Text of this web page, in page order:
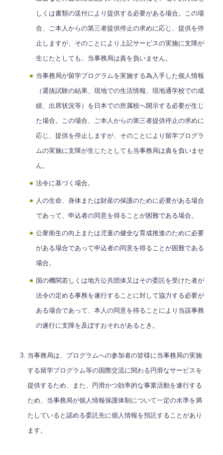
しくは書類の送付により提供する必要がある場合。この場
合、ご本人からの第三者提供停止の求めに応じ、提供を停
止しますが、そのことにより上記サービスの実施に支障が
生じたとしても、当事務局は責を負いません。
当事務局が留学プログラムを実施する為入手した個人情報
（選抜試験の結果、現地での生活情報、現地通学校での成
績、出席状況等）を日本での所属校へ開示する必要が生じ
た場合。この場合、ご本人からの第三者提供停止の求めに
応じ、提供を停止しますが、そのことにより留学プログラ
ムの実施に支障が生じたとしても当事務局は責を負いませ
ん。
法令に基づく場合。
人の生命、身体または財産の保護のために必要がある場合
であって、申込者の同意を得ることが困難である場合。
公衆衛生の向上または児童の健全な育成推進のために必要
がある場合であって申込者の同意を得ることが困難である
場合。
国の機関若しくは地方公共団体又はその委託を受けた者が
法令の定める事務を遂行することに対して協力する必要が
ある場合であって、本人の同意を得ることにより当該事務
の遂行に支障を及ぼすおそれがあるとき。
当事務局は、プログラムへの参加者の皆様に当事務局の実施
する留学プログラム等の国際交流に関わる円滑なサービスを
提供するため、また、円滑かつ効率的な事業活動を遂行する
ため、当事務局が個人情報保護体制について一定の水準を満
たしていると認める委託先に個人情報を預託することがあり
ます。